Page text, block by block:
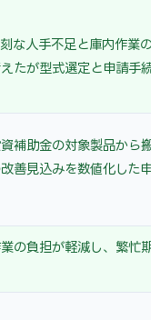
な人手不足と庫内作業の
たが型式選定と申請手続
補助金の対象製品から搬
善見込みを数値化した申
の負担が軽減し、繁忙期